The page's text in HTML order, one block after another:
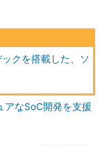
クを搭載した、ソ
アなSoC開発を支援